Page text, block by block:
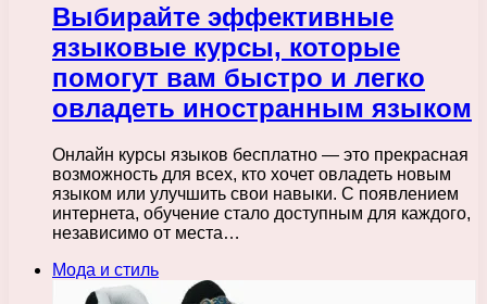
Выбирайте эффективные
языковые курсы, которые
помогут вам быстро и легко
овладеть иностранным языком
Онлайн курсы языков бесплатно — это прекрасная
возможность для всех, кто хочет овладеть новым
языком или улучшить свои навыки. С появлением
интернета, обучение стало доступным для каждого,
независимо от места…
Мода и стиль